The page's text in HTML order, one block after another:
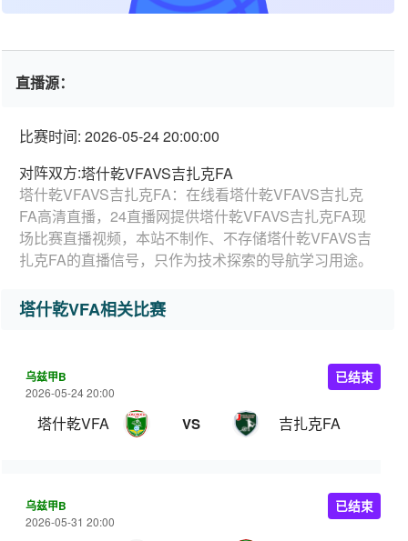
直播源：
比赛时间: 2026-05-24 20:00:00
对阵双方:塔什乾VFAVS吉扎克FA
塔什乾VFAVS吉扎克FA：在线看塔什乾VFAVS吉扎克
FA高清直播，24直播网提供塔什乾VFAVS吉扎克FA现
场比赛直播视频，本站不制作、不存储塔什乾VFAVS吉
扎克FA的直播信号，只作为技术探索的导航学习用途。
塔什乾VFA相关比赛
乌兹甲B
2026-05-24 20:00
塔什乾VFA VS 吉扎克FA
已结束
乌兹甲B
2026-05-31 20:00
已结束